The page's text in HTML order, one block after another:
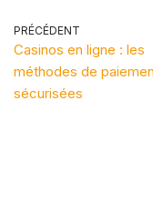
PRÉCÉDENT
Casinos en ligne : les
méthodes de
sécurisées